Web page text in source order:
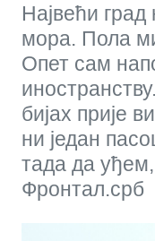
Највећи град
мора. Пола
Опет сам
бијах прије
ни један
тада да
Фронтал.срб